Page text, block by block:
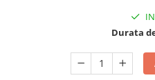
Durata